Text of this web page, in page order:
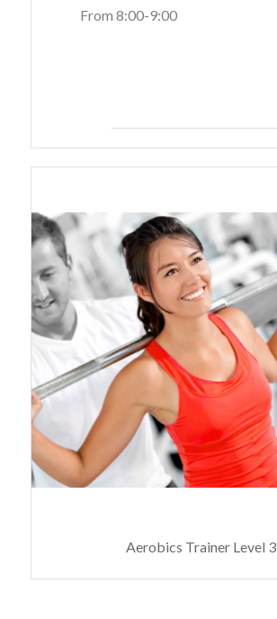
From 8:00-9:00
Aerobics Trainer Level 3